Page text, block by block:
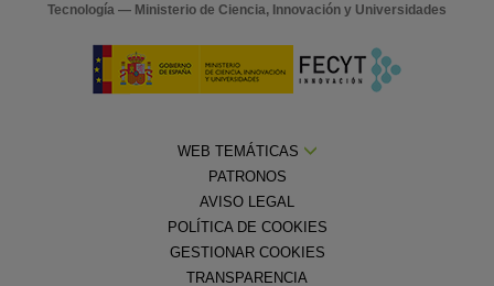
Tecnología — Ministerio de Ciencia, Innovación y Universidades
WEB TEMÁTICAS
PATRONOS
AVISO LEGAL
POLÍTICA DE COOKIES
GESTIONAR COOKIES
TRANSPARENCIA